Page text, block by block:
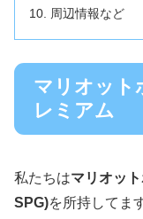
周辺情報など
マリオット
レミアム
私たちはマリオッ
SPG)を所持してま